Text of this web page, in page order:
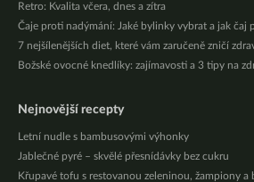
Retro: Kvalita včera, dnes a zítra
Čaje proti nadýmání: Jaké bylinky vybrat a jak čaj
7 nejšílenějších diet, které vám zaručeně zničí
Božské ovocné knedlíky: zajímavosti a 3 tipy na
Nejnovější recepty
Letní nudle s bambusovými výhonky
Jablečné pyré – skvělé přesnídávky bez cukru
Křupavé tofu s restovanou zeleninou, žampiony a